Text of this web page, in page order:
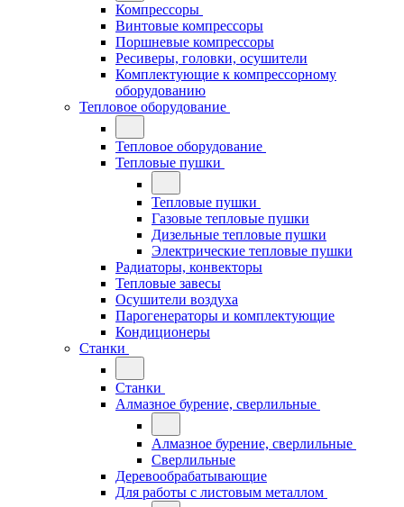
Компрессоры
Винтовые компрессоры
Поршневые компрессоры
Ресиверы, головки, осушители
Комплектующие к компрессорному
оборудованию
Тепловое оборудование
Тепловое оборудование
Тепловые пушки
Тепловые пушки
Газовые тепловые пушки
Дизельные тепловые пушки
Электрические тепловые пушки
Радиаторы, конвекторы
Тепловые завесы
Осушители воздуха
Парогенераторы и комплектующие
Кондиционеры
Станки
Станки
Алмазное бурение, сверлильные
Алмазное бурение, сверлильные
Сверлильные
Деревообрабатывающие
Для работы с листовым металлом